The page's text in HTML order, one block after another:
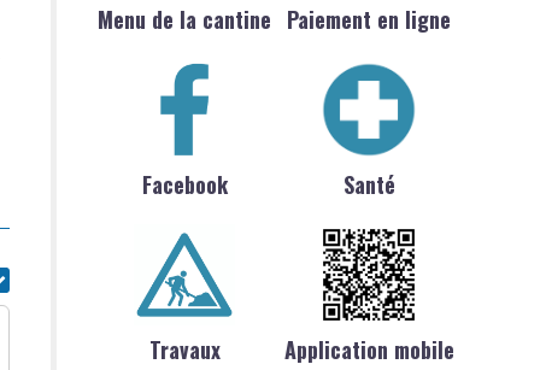
Menu de la cantine Paiement en ligne
Facebook Santé
Travaux Application mobile